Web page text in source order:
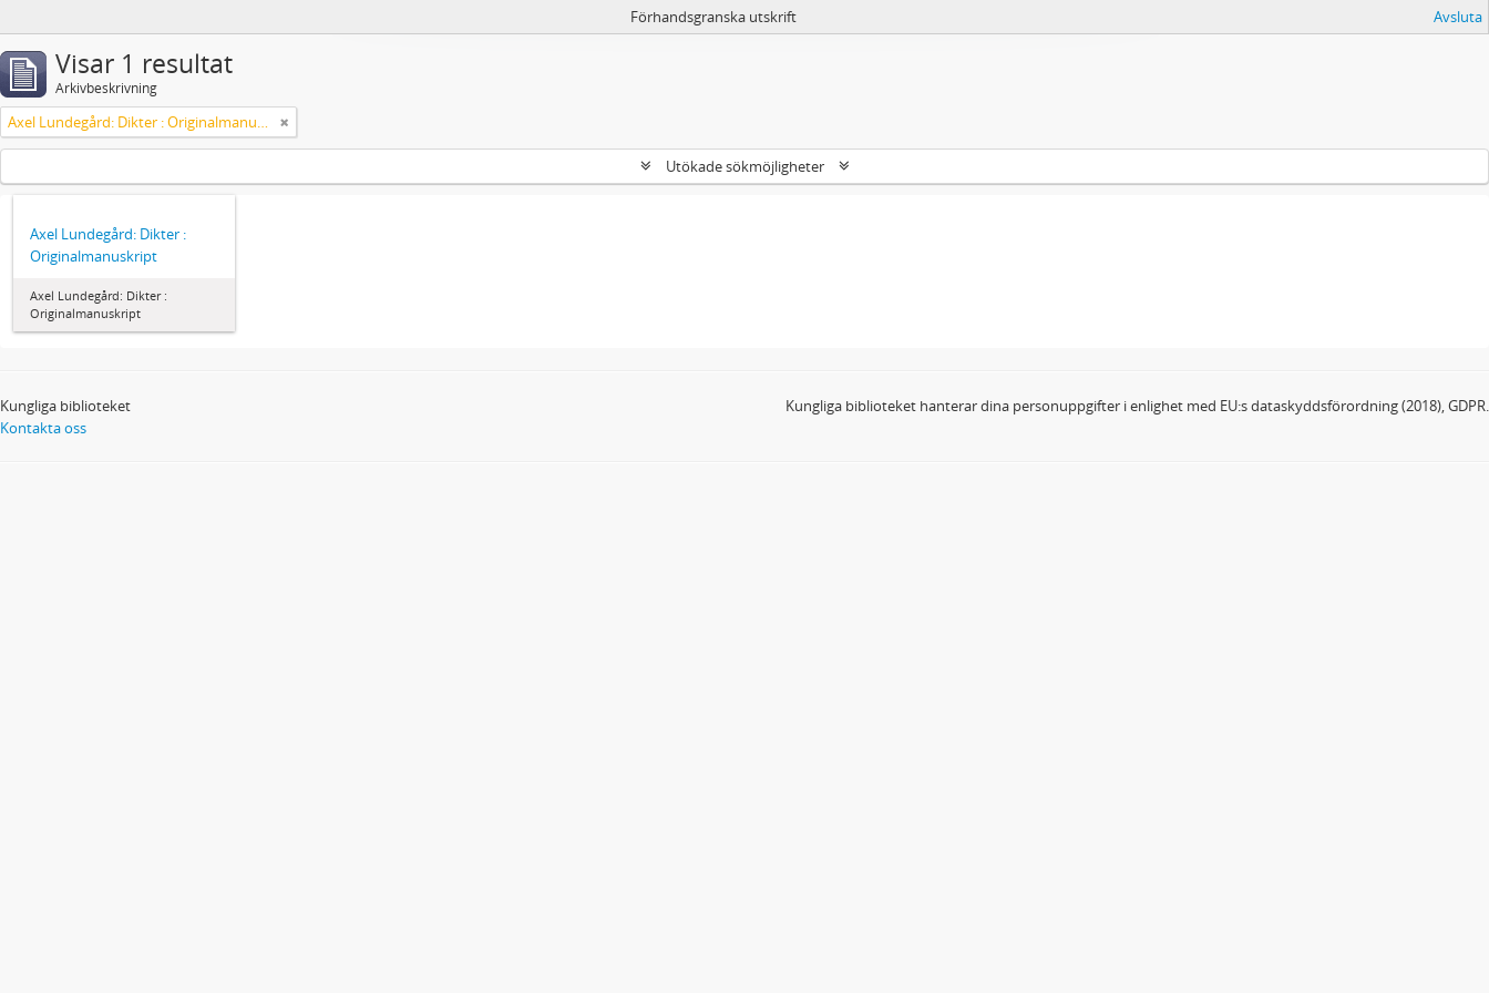
Förhandsgranska utskrift Avsluta
Visar 1 resultat
Arkivbeskrivning
Axel Lundegård: Dikter : Originalmanuskript
Utökade sökmöjligheter
Axel Lundegård: Dikter :
Originalmanuskript
Axel Lundegård: Dikter :
Originalmanuskript
Kungliga biblioteket
Kontakta oss
Kungliga biblioteket hanterar dina personuppgifter i enlighet med EU:s dataskyddsförordning (2018), GDPR.